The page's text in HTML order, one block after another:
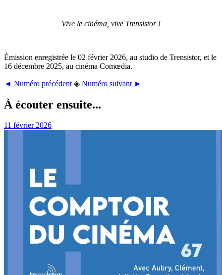
Vive le cinéma, vive Trensistor !
Émission enregistrée le 02 février 2026, au studio de Trensistor, et le
16 décembre 2025, au cinéma Comœdia.
◄ Numéro précédent ◈ Numéro suivant ►
À écouter ensuite...
11 février 2026